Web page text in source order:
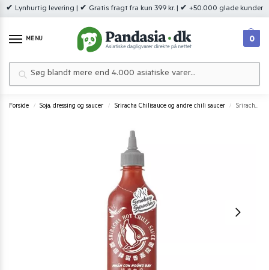
✔ Lynhurtig levering | ✔ Gratis fragt fra kun 399 kr. | ✔ +50.000 glade kunder
MENU 0
Forside / Soja, dressing og saucer / Sriracha Chilisauce og andre chili saucer / Sriracha chili sauce smokey 455 ml.